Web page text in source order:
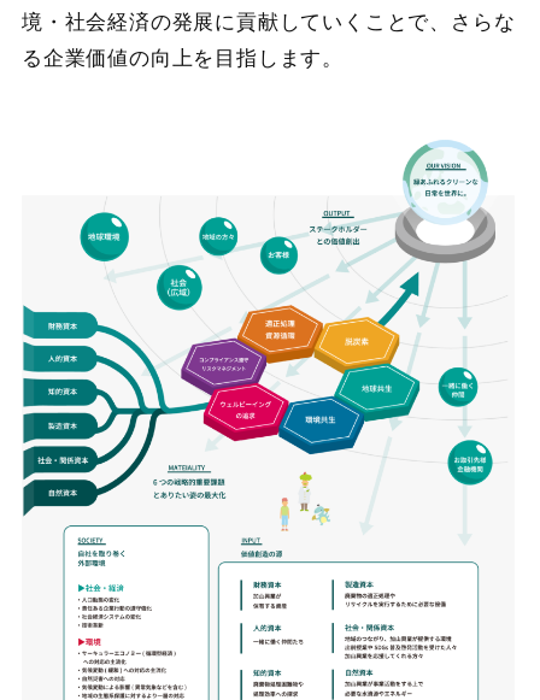
境・社会経済の発展に貢献していくことで、さらな
る企業価値の向上を目指します。